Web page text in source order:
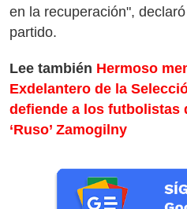
en la recuperación",
partido.
Lee también Hermoso
Exdelantero de la
defiende a los futbolistas
‘Ruso’ Zamogilny